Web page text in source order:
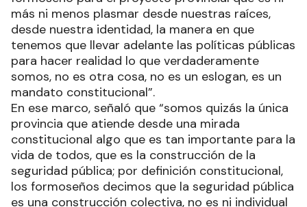
más ni menos plasmar desde nuestras raíces,
desde nuestra identidad, la manera en que
tenemos que llevar adelante las políticas públicas
para hacer realidad lo que verdaderamente
somos, no es otra cosa, no es un eslogan, es un
mandato constitucional”.
En ese marco, señaló que “somos quizás la única
provincia que atiende desde una mirada
constitucional algo que es tan importante para la
vida de todos, que es la construcción de la
seguridad pública; por definición constitucional,
los formoseños decimos que la seguridad pública
es una construcción colectiva, no es ni individual